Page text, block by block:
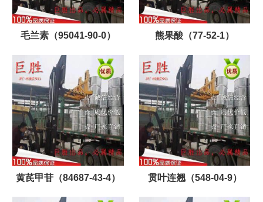
毛兰素（95041-90-0） 熊果酸（77-52-1）
黄芪甲苷（84687-43-4） 贯叶连翘（548-04-9）